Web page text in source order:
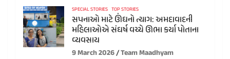
SPECIAL STORIES TOP STORIES
સપનાઓ માટે ઊંઘનો ત્યાગ: અમદાવાદની
મહિલાઓએ સંઘર્ષ વચ્ચે ઊભા કર્યા પોતાના
વ્યવસાય
9 March 2026 Team Maadhyam